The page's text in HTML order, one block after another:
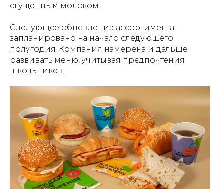
сгущенным молоком.
Следующее обновление ассортимента
запланировано на начало следующего
полугодия. Компания намерена и дальше
развивать меню, учитывая предпочтения
школьников.